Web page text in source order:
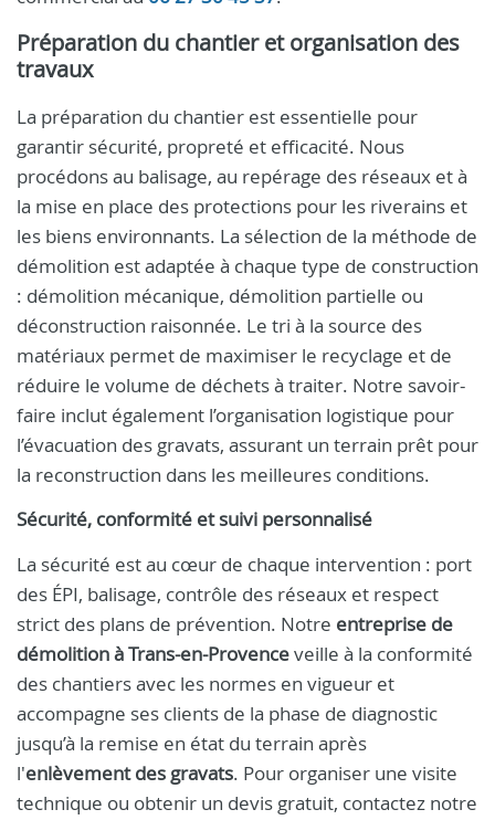
Préparation du chantier et organisation des
travaux
La préparation du chantier est essentielle pour
garantir sécurité, propreté et efficacité. Nous
procédons au balisage, au repérage des réseaux et à
la mise en place des protections pour les riverains et
les biens environnants. La sélection de la méthode de
démolition est adaptée à chaque type de construction
: démolition mécanique, démolition partielle ou
déconstruction raisonnée. Le tri à la source des
matériaux permet de maximiser le recyclage et de
réduire le volume de déchets à traiter. Notre savoir-
faire inclut également l’organisation logistique pour
l’évacuation des gravats, assurant un terrain prêt pour
la reconstruction dans les meilleures conditions.
Sécurité, conformité et suivi personnalisé
La sécurité est au cœur de chaque intervention : port
des ÉPI, balisage, contrôle des réseaux et respect
strict des plans de prévention. Notre entreprise de
démolition à Trans-en-Provenceveille à la conformité
des chantiers avec les normes en vigueur et
accompagne ses clients de la phase de diagnostic
jusqu’à la remise en état du terrain après
l'enlèvement des gravats. Pour organiser une visite
technique ou obtenir un devis gratuit, contactez notre